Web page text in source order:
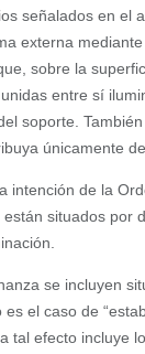
señalados en el
externa
sobre la
entre sí
soporte.
únicamente
intención de la
situados por
se incluyen
el caso de
tal efecto incluye